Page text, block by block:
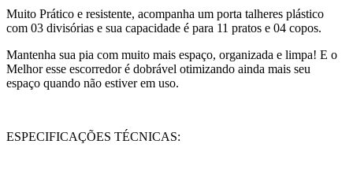
Muito Prático e resistente, acompanha um porta talheres plástico
com 03 divisórias e sua capacidade é para 11 pratos e 04 copos.
Mantenha sua pia com muito mais espaço, organizada e limpa! E o
Melhor esse escorredor é dobrável otimizando ainda mais seu
espaço quando não estiver em uso.
ESPECIFICAÇÕES TÉCNICAS: